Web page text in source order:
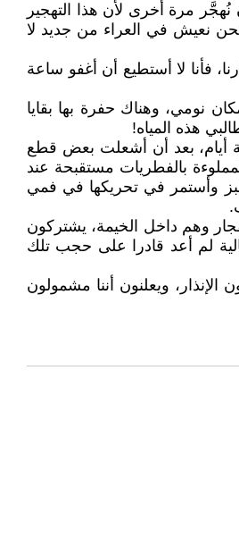
مرة أخرى لأن هذا التهجير
نحن نعيش في العراء من جديد لا
فأنا لا أستطيع أن أغفو ساعة
نومي، وهناك حفرة بها بقايا
هذه المياه!
أيام، بعد أن أشعلت بعض قطع
بالفطريات مستقبحة عند
وأستمر في تحريكها في فمي
وهم داخل الخيمة، يشتركون
لم أعد قادرا على حجب تلك
ويعلنون أننا مشمولون